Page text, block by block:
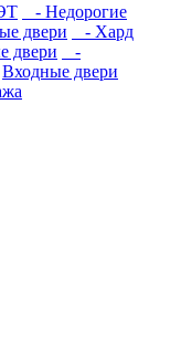
- Недорогие
двери
- Хард
двери
-
Входные двери